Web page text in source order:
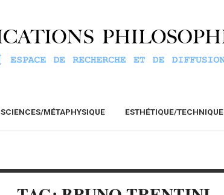
SCIENCES/MÉTAPHYSIQUE ESTHÉTIQUE/TECHNIQUE